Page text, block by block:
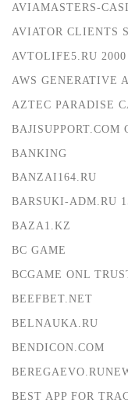
AVIAMASTERS-
AVIATOR CLIENTS
AVTOLIFE5.RU 2000
AWS GENERATIVE
AZTEC PARADISE
BAJISUPPORT.COM
BANKING
BANZAI164.RU
BARSUKI-ADM.RU
BAZA1.KZ
BC GAME
BCGAME ONL
BEEFBET.NET
BELNAUKA.RU
BENDICON.COM
BEST APP FOR